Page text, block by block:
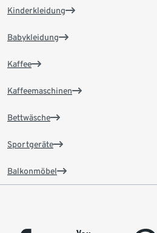
Kinderkleidung
Babykleidung
Kaffee
Kaffeemaschinen
Bettwäsche
Sportgeräte
Balkonmöbel